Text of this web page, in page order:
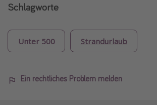
Schlagworte
Unter 500 Strandurlaub
Ein rechtliches Problem melden